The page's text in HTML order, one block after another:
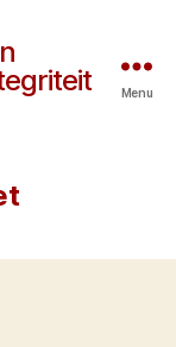
Menu